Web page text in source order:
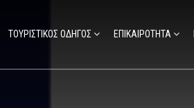
ΤΟΥΡΙΣΤΙΚΟΣ ΟΔΗΓΟΣ ΕΠΙΚΑΙΡΟΤΗΤΑ